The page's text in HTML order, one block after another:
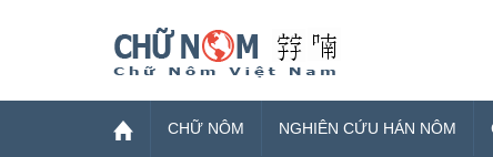
CHỮ NÔM NGHIÊN CỨU HÁN NÔM